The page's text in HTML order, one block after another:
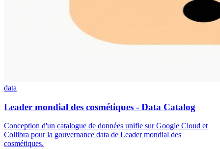
data
Leader mondial des cosmétiques - Data Catalog
Conception d'un catalogue de données unifie sur Google Cloud et
Collibra pour la gouvernance data de Leader mondial des
cosmétiques.